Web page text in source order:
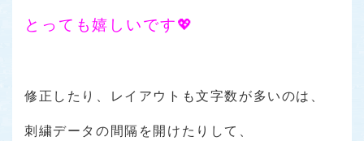
とっても嬉しいです💖
修正したり、レイアウトも文字数が多いのは、
刺繍データの間隔を開けたりして、